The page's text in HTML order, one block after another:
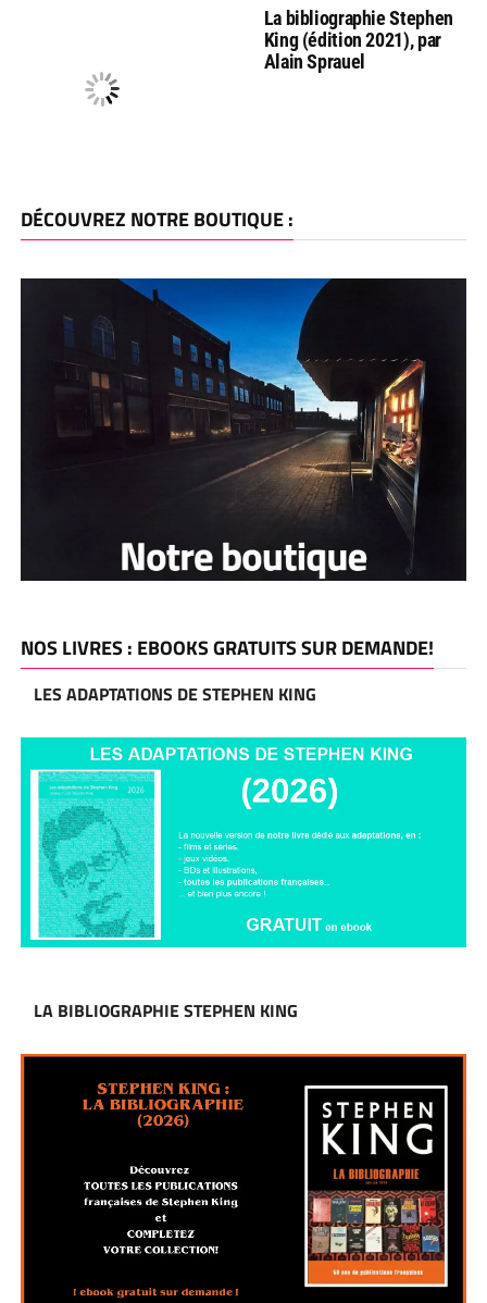
La bibliographie Stephen
King (édition 2021), par
Alain Sprauel
DÉCOUVREZ NOTRE BOUTIQUE :
NOS LIVRES : EBOOKS GRATUITS SUR DEMANDE!
LES ADAPTATIONS DE STEPHEN KING
LA BIBLIOGRAPHIE STEPHEN KING